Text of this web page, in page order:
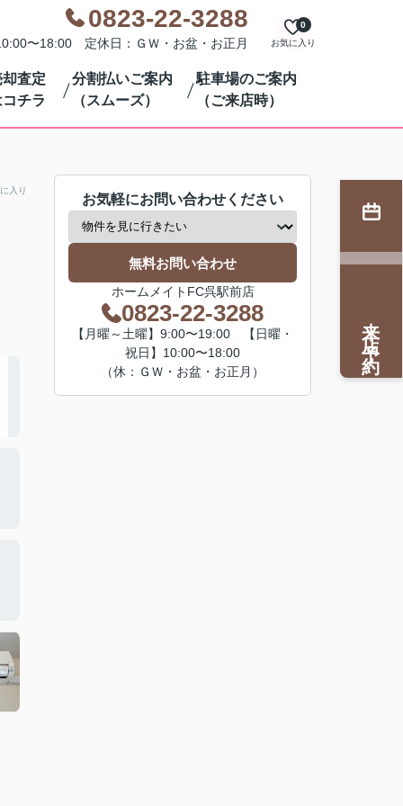
0823-22-3288
〜18:00 定休日：ＧＷ・お盆・お正月 お気に入り
0
査定
チラ
分割払いご案内
（スムーズ）
駐車場のご案内
（ご来店時）
入り
お気軽にお問い合わせください
無料お問い合わせ
ホームメイトFC呉駅前店
0823-22-3288
【月曜～土曜】9:00〜19:00 【日曜・
祝日】10:00〜18:00
（休：ＧＷ・お盆・お正月）
来店予約